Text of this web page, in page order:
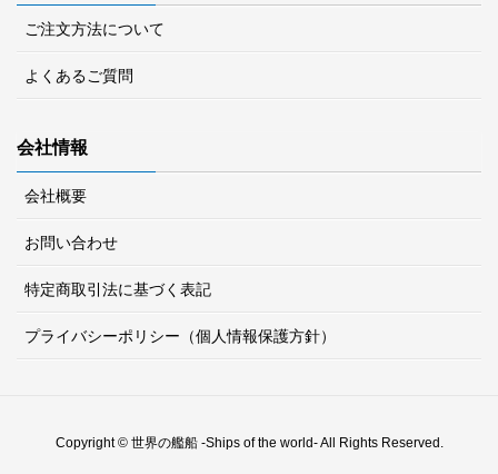
ご注文方法について
よくあるご質問
会社情報
会社概要
お問い合わせ
特定商取引法に基づく表記
プライバシーポリシー（個人情報保護方針）
Copyright © 世界の艦船 -Ships of the world- All Rights Reserved.